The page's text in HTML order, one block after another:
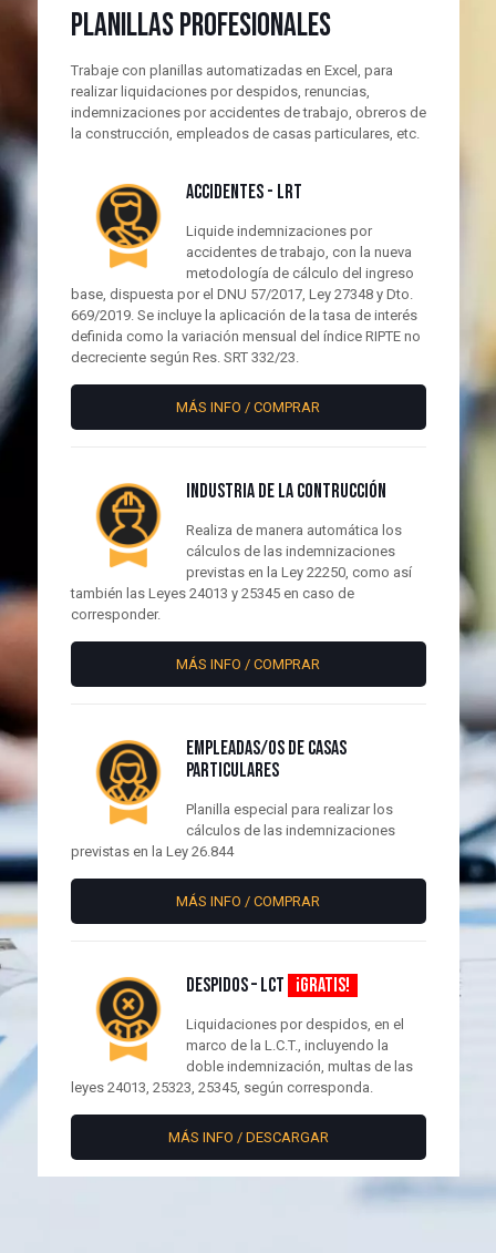
PLANILLAS PROFESIONALES
Trabaje con planillas automatizadas en Excel, para
realizar liquidaciones por despidos, renuncias,
indemnizaciones por accidentes de trabajo, obreros de
la construcción, empleados de casas particulares, etc.
ACCIDENTES - LRT
Liquide indemnizaciones por
accidentes de trabajo, con la nueva
metodología de cálculo del ingreso
base, dispuesta por el DNU 57/2017, Ley 27348 y Dto.
669/2019. Se incluye la aplicación de la tasa de interés
definida como la variación mensual del índice RIPTE no
decreciente según Res. SRT 332/23.
MÁS INFO / COMPRAR
INDUSTRIA DE LA CONTRUCCIÓN
Realiza de manera automática los
cálculos de las indemnizaciones
previstas en la Ley 22250, como así
también las Leyes 24013 y 25345 en caso de
corresponder.
MÁS INFO / COMPRAR
EMPLEADAS/OS DE CASAS
PARTICULARES
Planilla especial para realizar los
cálculos de las indemnizaciones
previstas en la Ley 26.844
MÁS INFO / COMPRAR
DESPIDOS – LCT ¡GRATIS!
Liquidaciones por despidos, en el
marco de la L.C.T., incluyendo la
doble indemnización, multas de las
leyes 24013, 25323, 25345, según corresponda.
MÁS INFO / DESCARGAR